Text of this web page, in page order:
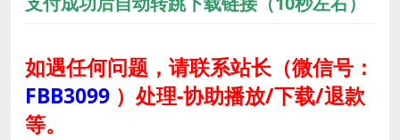
如遇任何问题，请联系站长（微信号：
FBB3099 ） 处理-协助播放/下载/退款
等。